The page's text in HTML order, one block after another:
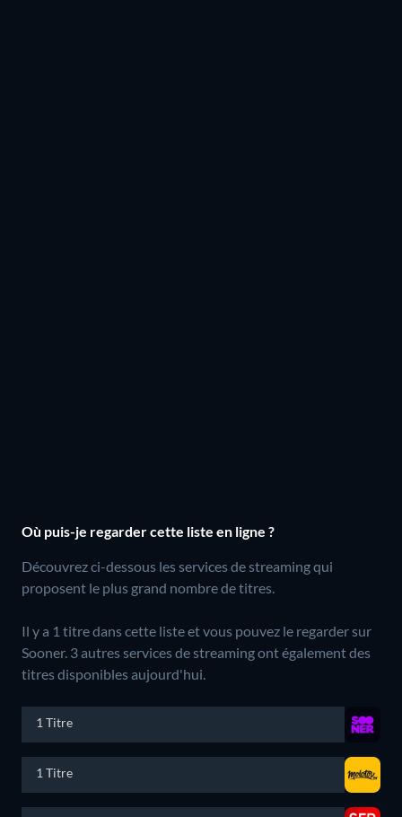
Où puis-je regarder cette liste en ligne ?
Découvrez ci-dessous les services de streaming qui
proposent le plus grand nombre de titres.
Il y a 1 titre dans cette liste et vous pouvez le regarder sur
Sooner. 3 autres services de streaming ont également des
titres disponibles aujourd'hui.
1 Titre
1 Titre